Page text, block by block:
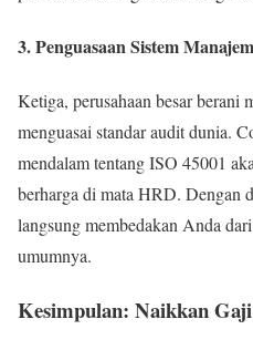
3. Penguasaan Sistem
Ketiga, perusahaan besar berani
menguasai standar audit dunia.
mendalam tentang ISO 45001
berharga di mata HRD. Dengan
langsung membedakan Anda
umumnya.
Kesimpulan: Naikkan